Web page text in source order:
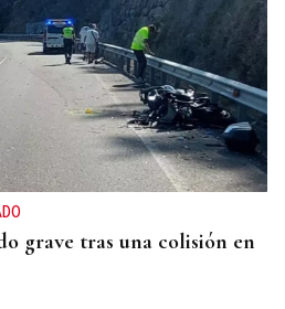
grave tras una colisión en